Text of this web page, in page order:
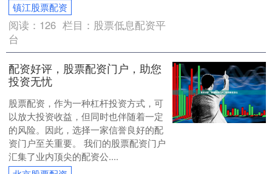
镇江股票配资
阅读： 126 栏目： 股票低息配资平
台
配资好评，股票配资门户，助您
投资无忧
股票配资，作为一种杠杆投资方式，可
以放大投资收益，但同时也伴随着一定
的风险。因此，选择一家信誉良好的配
资门户至关重要。 我们的股票配资门户
汇集了业内顶尖的配资公....